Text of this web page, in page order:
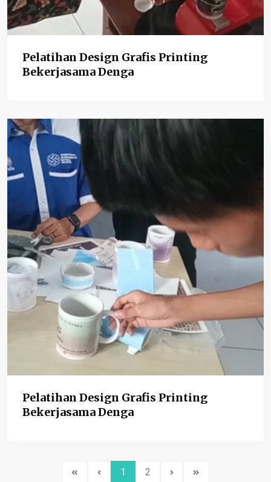
Pelatihan Design Grafis Printing
Bekerjasama Denga
Pelatihan Design Grafis Printing
Bekerjasama Denga
1 2